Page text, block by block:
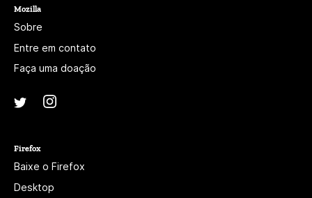
Mozilla
Sobre
Entre em contato
Faça uma doação
Twitter
Firefox
Baixe o Firefox
Desktop